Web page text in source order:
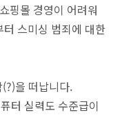
핑몰 경영이 어려워
스미싱 범죄에 대한
을 떠납니다.
터 실력도 수준급이